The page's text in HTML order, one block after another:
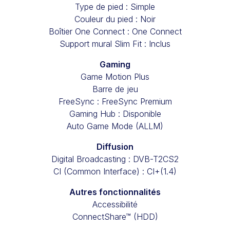
Type de pied : Simple
Couleur du pied : Noir
Boîtier One Connect : One Connect
Support mural Slim Fit : Inclus
Gaming
Game Motion Plus
Barre de jeu
FreeSync : FreeSync Premium
Gaming Hub : Disponible
Auto Game Mode (ALLM)
Diffusion
Digital Broadcasting : DVB-T2CS2
CI (Common Interface) : CI+(1.4)
Autres fonctionnalités
Accessibilité
ConnectShare™ (HDD)